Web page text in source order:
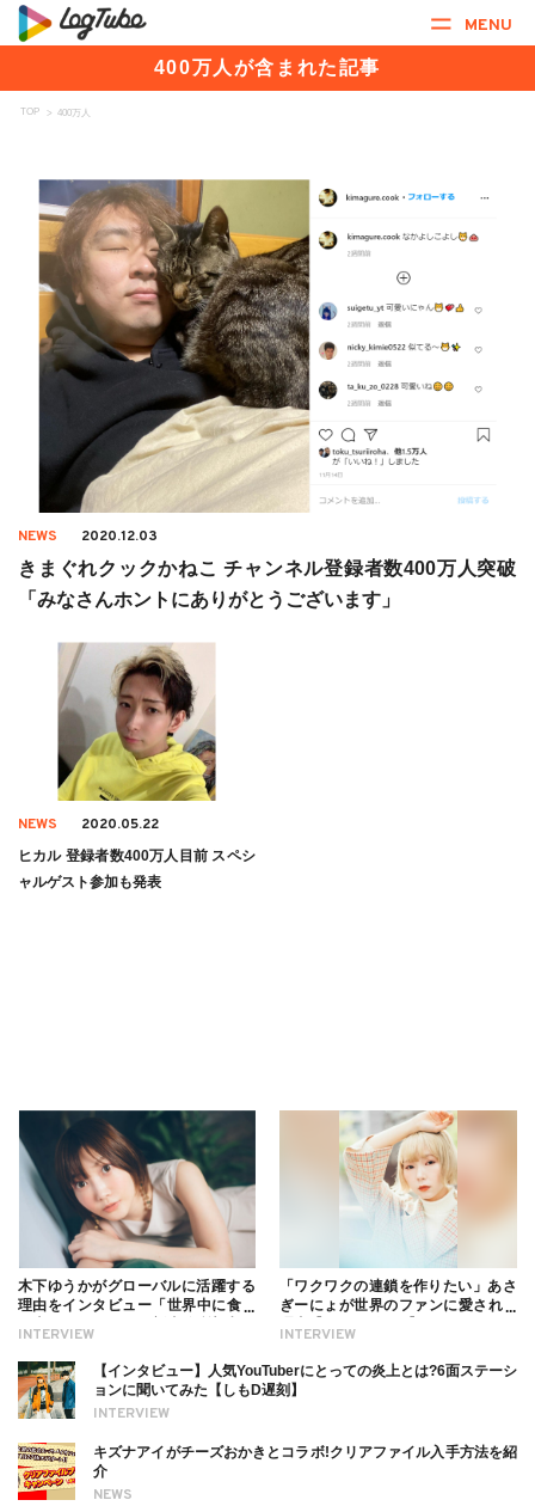
MENU
400万人が含まれた記事
TOP > 400万人
NEWS 2020.12.03
きまぐれクックかねこ チャンネル登録者数400万人突破
「みなさんホントにありがとうございます」
NEWS 2020.05.22
ヒカル 登録者数400万人目前 スペシ
ャルゲスト参加も発表
INTERVIEW
木下ゆうかがグローバルに活躍する
理由をインタビュー「世界中に食べ
ついても
INTERVIEW
「ワクワクの連鎖を作りたい」あさ
ぎーにょが世界のファンに愛される
INTERVIEW
【インタビュー】人気YouTuberにとっての炎上とは?6面ステーシ
ョンに聞いてみた【しもD遅刻】
NEWS
キズナアイがチーズおかきとコラボ!クリアファイル入手方法を紹
介